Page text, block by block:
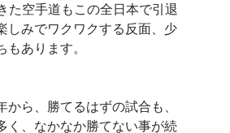
た空手道もこの全日本で引退
しみでワクワクする反面、少
もあります。
から、勝てるはずの試合も、
く、なかなか勝てない事が続